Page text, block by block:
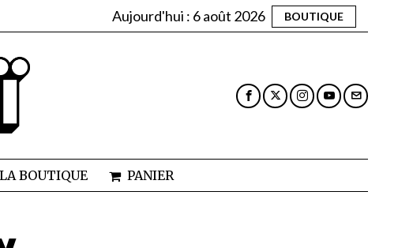
Aujourd'hui : 6 août 2026 BOUTIQUE
LA BOUTIQUE PANIER